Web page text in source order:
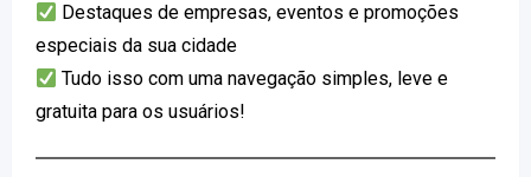
Destaques de empresas, eventos e promoções
especiais da sua cidade
Tudo isso com uma navegação simples, leve e
gratuita para os usuários!